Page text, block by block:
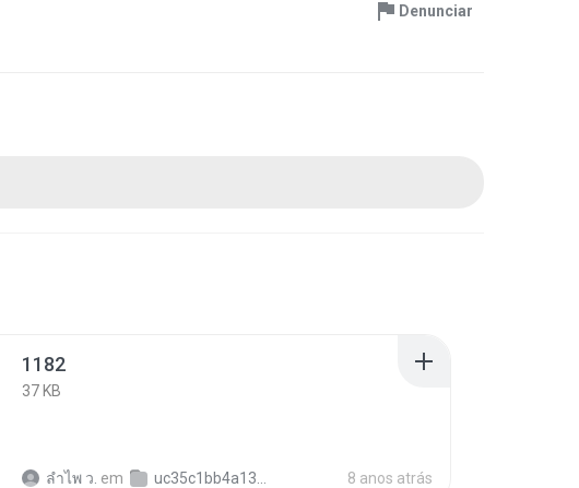
Denunciar
1182
37 KB
ลําไพ ว. em uc35c1bb4a1304fb5a08f6921344c03d7 8 anos atrás